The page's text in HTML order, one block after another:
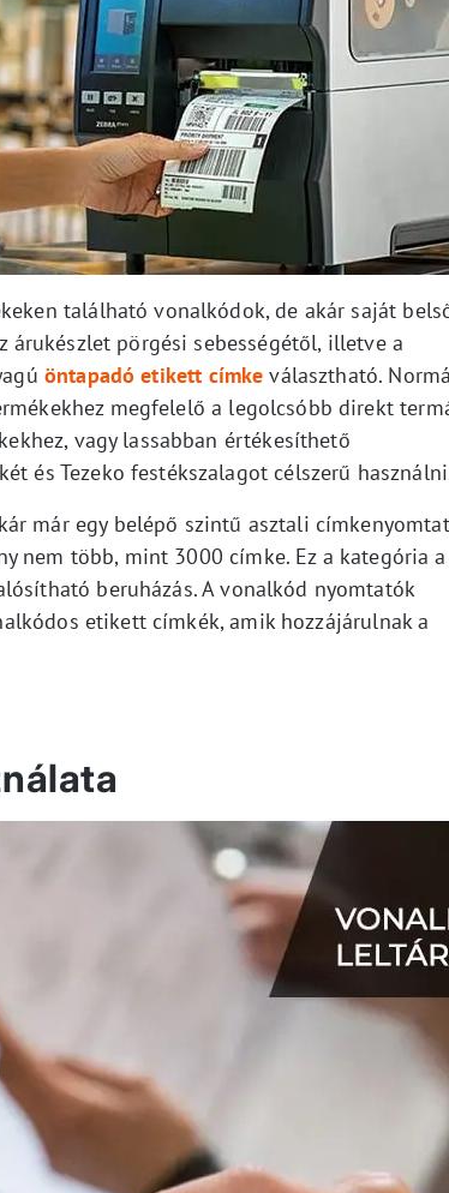
található vonalkódok, de akár saját
árukészlet pörgési sebességétől, illetve a
öntapadó etikett címke választható.
megfelelő a legolcsóbb direkt
vagy lassabban értékesíthető
és Tezeko festékszalagot célszerű
már egy belépő szintű asztali
nem több, mint 3000 címke. Ez a kategória a
beruházás. A vonalkód nyomtatók
etikett címkék, amik hozzájárulnak a